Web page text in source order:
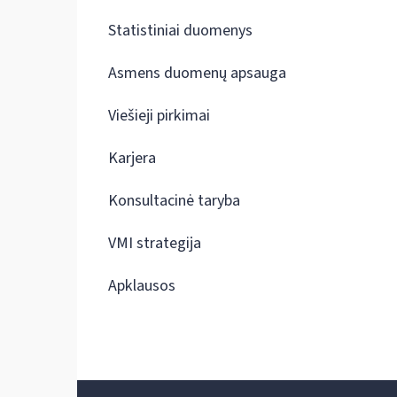
Statistiniai duomenys
Asmens duomenų apsauga
Viešieji pirkimai
Karjera
Konsultacinė taryba
VMI strategija
Apklausos